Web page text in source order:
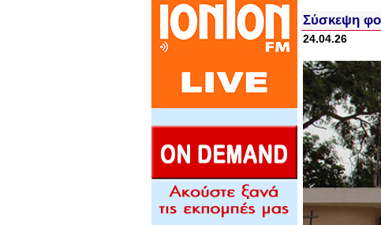
Σύσκεψη
24.04.26